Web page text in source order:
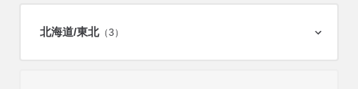
北海道/東北（3）